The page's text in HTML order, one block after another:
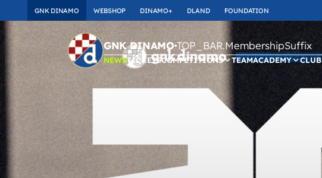
GNK DINAMO WEBSHOP DINAMO+ DLAND FOUNDATION
GNK DINAMO TOP_BAR.MembershipSuffix
NEWSTICKETSCOMPETITIONS TEAMACADEMY CLUB